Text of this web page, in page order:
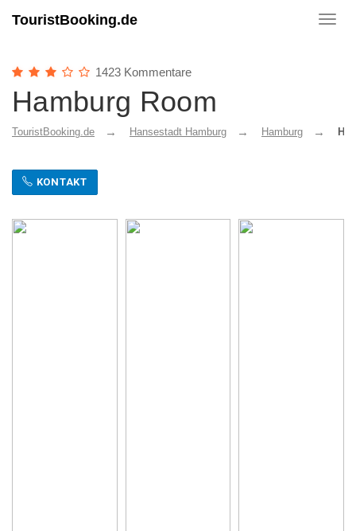
TouristBooking.de
1423 Kommentare
Hamburg Room
TouristBooking.de Hansestadt Hamburg Hamburg
KONTAKT